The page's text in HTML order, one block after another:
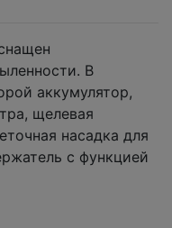
В
аккумулятор,
щелевая
насадка для
с функцией